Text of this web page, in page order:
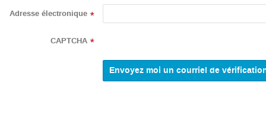
Adresse électronique *
CAPTCHA *